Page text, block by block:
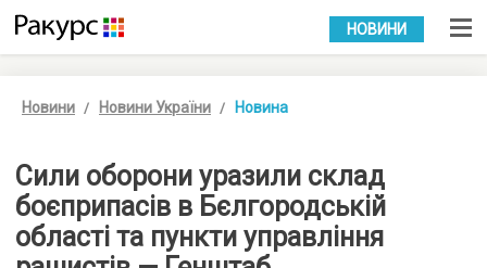
УКР РУС
НОВИНИ
Новини Новини України Новина
Сили оборони уразили склад
боєприпасів в Бєлгородській
області та пункти управління